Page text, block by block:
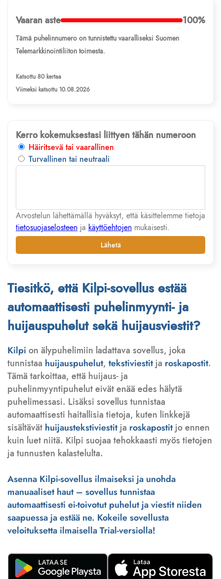
Vaaran aste 100%
Tämä puhelinnumero on tunnistettu vaaralliseksi Suomen
Telemarkkinointiliiton toimesta.
Katsottu 80 kertaa
Viimeksi katsottu 10.08.2026
Kerro kokemuksestasi liittyen tähän numeroon
Häiritsevä tai vaarallinen
Turvallinen tai neutraali
Arvostelun lähettämällä hyväksyt, että käsittelemme tietoja
tietosuojaselosteen ja käyttöehtojen mukaisesti.
Lähetä
Tiesitkö, että Kilpi-sovellus estää
automaattisesti puhelinmyynti- ja
huijauspuhelut sekä huijausviestit?
Kilpi on älypuhelimiin ladattava sovellus, joka
tunnistaa huijauspuhelut, tekstiviestitja roskapostit.
Tämä tarkoittaa, että huijaus- ja
puhelinmyyntipuhelut eivät enää edes hälytä
puhelimessasi. Lisäksi sovellus tunnistaa
automaattisesti haitallisia tietoja, kuten linkkejä
sisältävät huijaustekstiviestitja roskapostitjo ennen
kuin luet niitä. Kilpi suojaa tehokkaasti myös tietojen
ja tunnusten kalastelulta.
Asenna Kilpi-sovellus ilmaiseksi ja unohda
manuaaliset haut – sovellus tunnistaa
automaattisesti ei-toivotut puhelut ja viestit niiden
saapuessa ja estää ne. Kokeile sovellusta
veloituksetta ilmaisella Trial-versiolla!